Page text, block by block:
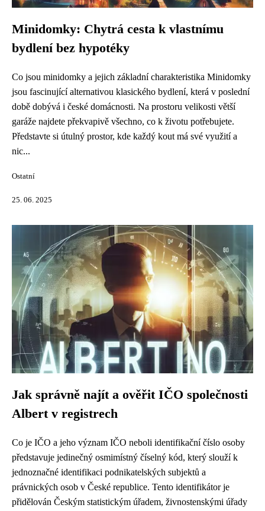
Minidomky: Chytrá cesta k vlastnímu
bydlení bez hypotéky
Co jsou minidomky a jejich základní charakteristika Minidomky
jsou fascinující alternativou klasického bydlení, která v poslední
době dobývá i české domácnosti. Na prostoru velikosti větší
garáže najdete překvapivě všechno, co k životu potřebujete.
Představte si útulný prostor, kde každý kout má své využití a
nic...
Ostatní
25. 06. 2025
Jak správně najít a ověřit IČO společnosti
Albert v registrech
Co je IČO a jeho význam IČO neboli identifikační číslo osoby
představuje jedinečný osmimístný číselný kód, který slouží k
jednoznačné identifikaci podnikatelských subjektů a
právnických osob v České republice. Tento identifikátor je
přidělován Českým statistickým úřadem, živnostenskými úřady